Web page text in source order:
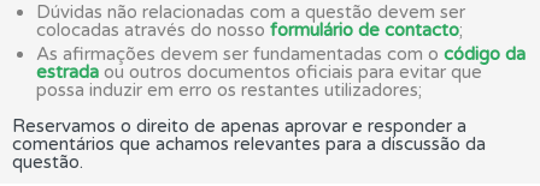
Dúvidas não relacionadas com a questão devem ser
colocadas através do nosso formulário de contacto;
As afirmações devem ser fundamentadas com o código da
estrada ou outros documentos oficiais para evitar que
possa induzir em erro os restantes utilizadores;
Reservamos o direito de apenas aprovar e responder a
comentários que achamos relevantes para a discussão da
questão.